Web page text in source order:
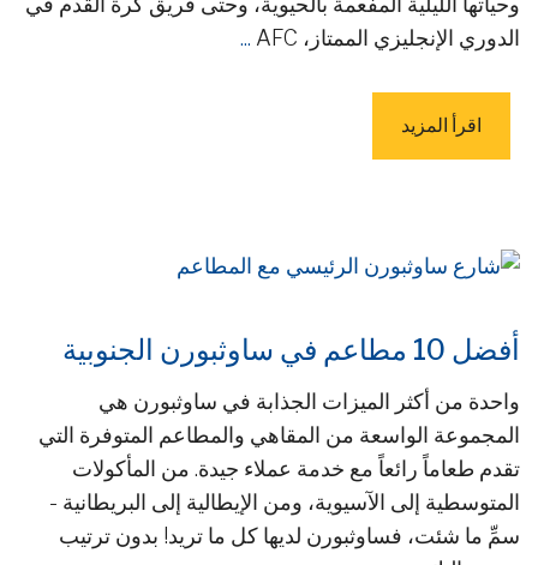
الدوري الإنجليزي الممتاز، AFC
...
اقرأ المزيد
أفضل 10 مطاعم في ساوثبورن الجنوبية
واحدة من أكثر الميزات الجذابة في ساوثبورن هي
المجموعة الواسعة من المقاهي والمطاعم المتوفرة التي
تقدم طعاماً رائعاً مع خدمة عملاء جيدة. من المأكولات
المتوسطية إلى الآسيوية، ومن الإيطالية إلى البريطانية -
سمِّ ما شئت، فساوثبورن لديها كل ما تريد! بدون ترتيب